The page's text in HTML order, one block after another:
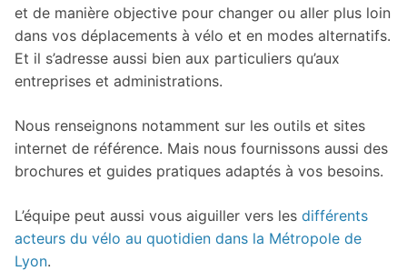
et de manière objective pour changer ou aller plus loin
dans vos déplacements à vélo et en modes alternatifs.
Et il s’adresse aussi bien aux particuliers qu’aux
entreprises et administrations.
Nous renseignons notamment sur les outils et sites
internet de référence. Mais nous fournissons aussi des
brochures et guides pratiques adaptés à vos besoins.
L’équipe peut aussi vous aiguiller vers les différents
acteurs du vélo au quotidien dans la Métropole de
Lyon.